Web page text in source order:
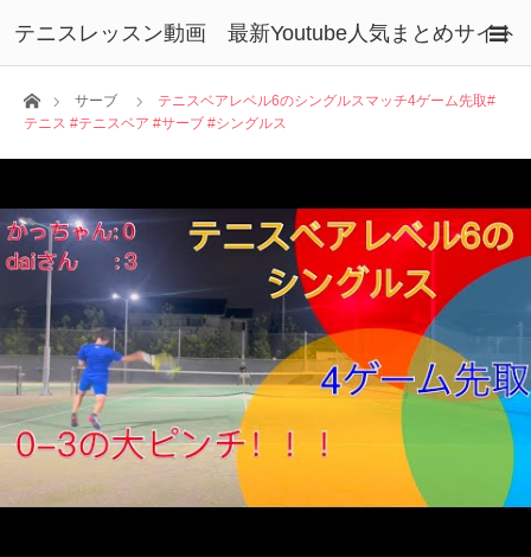
テニスレッスン動画 最新Youtube人気まとめサイト
ホームサーブ
テニスベアレベル6のシングルスマッチ4ゲーム先取#
テニス #テニスベア #サーブ #シングルス